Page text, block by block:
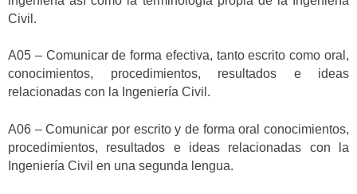
Civil.
A05 – Comunicar de forma efectiva, tanto escrito como oral,
conocimientos, procedimientos, resultados e ideas
relacionadas con la Ingeniería Civil.
A06 – Comunicar por escrito y de forma oral conocimientos,
procedimientos, resultados e ideas relacionadas con la
Ingeniería Civil en una segunda lengua.